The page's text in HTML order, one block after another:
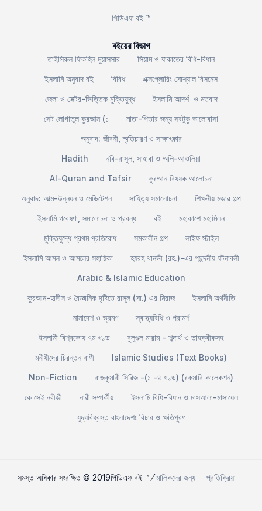
পিডিএফ বই ™
বইয়ের বিভাগ
তাইসিরুল ফিকহিল মুয়াসসার
সিয়াম ও যাকাতের বিধি-বিধান
ইসলামি অনুবাদ বই
বিবিধ
এক্সপ্লোরিং সোশ্যাল বিসনেস
জেলা ও সেক্টর-ভিত্তিক মুক্তিযুদ্ধ
ইসলামি আদর্শ ও মতবাদ
সেট লোগাতুল কুরআন (১
মাতা-পিতার জন্য সবটুকু ভালোবাসা
অনুবাদ: জীবনী, স্মৃতিচারণ ও সাক্ষাৎকার
Hadith
নবি-রাসুল, সাহাবা ও অলি-আওলিয়া
Al-Quran and Tafsir
কুরআন বিষয়ক আলোচনা
অনুবাদ: আত্ম-উন্নয়ন ও মেডিটেশন
সাহিত্য সমালোচনা
শিক্ষনীয় মজার গল্প
ইসলামি গবেষণা, সমালোচনা ও প্রবন্ধ
বই
মহাকাশে মহামিলন
মুক্তিযুদ্ধে প্রথম প্রতিরোধ
সমকালীন গল্প
লাইফ স্টাইল
ইসলামি আমল ও আমলের সহায়িকা
হযরহ থানভী (রহ.)-এর পছন্দনীয় ঘটনাবলী
Arabic & Islamic Education
কুরআন-হাদীস ও বৈজ্ঞানিক দৃষ্টিতে রাসূল (সা.) এর মিরাজ
ইসলামি অর্থনীতি
নানাদেশ ও ভ্রমণ
স্বাস্থ্যবিধি ও পরামর্শ
ইসলামী বিশ্বকোষ ৭ম খণ্ড
বুলূগুল মারাম - শব্দার্থ ও তাহক্বীকসহ
মনীষীদের চিরন্তন বাণী
Islamic Studies (Text Books)
Non-Fiction
রাজকুমারী সিরিজ -(১ -৪ খণ্ড) (রকমারি কালেকশন)
কে সেই নবীজী
নারী সম্পর্কীয়
ইসলামি বিধি-বিধান ও মাসআলা-মাসায়েল
যুদ্ধবিধ্বস্ত বাংলাদেশঃ বিচার ও ক্ষতিপুরণ
সমস্ত অধিকার সংরক্ষিত © 2019পিডিএফ বই ™ ⁄মালিকদের জন্য প্রতিক্রিয়া